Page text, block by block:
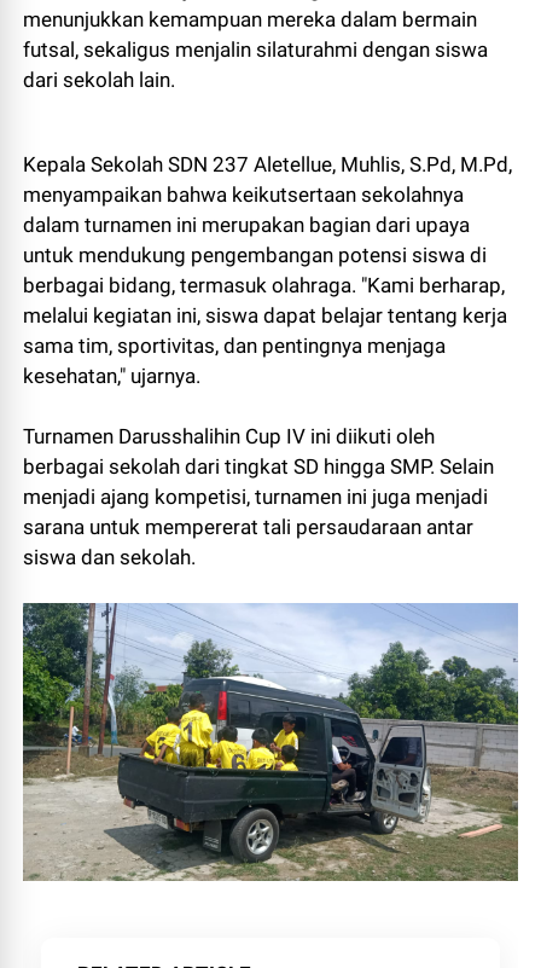
menunjukkan kemampuan mereka dalam bermain
futsal, sekaligus menjalin silaturahmi dengan siswa
dari sekolah lain.
Kepala Sekolah SDN 237 Aletellue, Muhlis, S.Pd, M.Pd,
menyampaikan bahwa keikutsertaan sekolahnya
dalam turnamen ini merupakan bagian dari upaya
untuk mendukung pengembangan potensi siswa di
berbagai bidang, termasuk olahraga. "Kami berharap,
melalui kegiatan ini, siswa dapat belajar tentang kerja
sama tim, sportivitas, dan pentingnya menjaga
kesehatan," ujarnya.
Turnamen Darusshalihin Cup IV ini diikuti oleh
berbagai sekolah dari tingkat SD hingga SMP. Selain
menjadi ajang kompetisi, turnamen ini juga menjadi
sarana untuk mempererat tali persaudaraan antar
siswa dan sekolah.